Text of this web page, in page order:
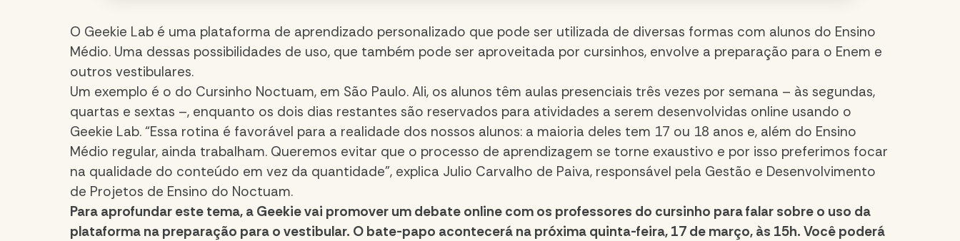
O Geekie Lab é uma plataforma de aprendizado personalizado que pode ser utilizada de diversas formas com alunos do Ensino
Médio. Uma dessas possibilidades de uso, que também pode ser aproveitada por cursinhos, envolve a preparação para o Enem e
outros vestibulares.
Um exemplo é o do Cursinho Noctuam, em São Paulo. Ali, os alunos têm aulas presenciais três vezes por semana – às segundas,
quartas e sextas –, enquanto os dois dias restantes são reservados para atividades a serem desenvolvidas online usando o
Geekie Lab. “Essa rotina é favorável para a realidade dos nossos alunos: a maioria deles tem 17 ou 18 anos e, além do Ensino
Médio regular, ainda trabalham. Queremos evitar que o processo de aprendizagem se torne exaustivo e por isso preferimos focar
na qualidade do conteúdo em vez da quantidade”, explica Julio Carvalho de Paiva, responsável pela Gestão e Desenvolvimento
de Projetos de Ensino do Noctuam.
Para aprofundar este tema, a Geekie vai promover um debate online com os professores do cursinho para falar sobre o uso da
plataforma na preparação para o vestibular. O bate-papo acontecerá na próxima quinta-feira, 17 de março, às 15h. Você poderá